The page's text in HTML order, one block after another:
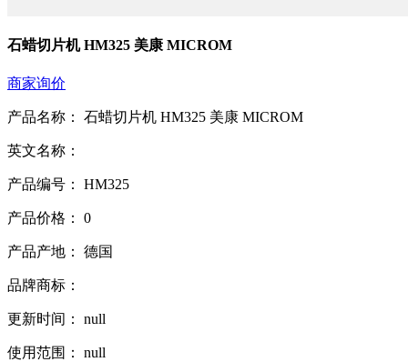
石蜡切片机 HM325 美康 MICROM
商家询价
产品名称： 石蜡切片机 HM325 美康 MICROM
英文名称：
产品编号： HM325
产品价格： 0
产品产地： 德国
品牌商标：
更新时间： null
使用范围： null